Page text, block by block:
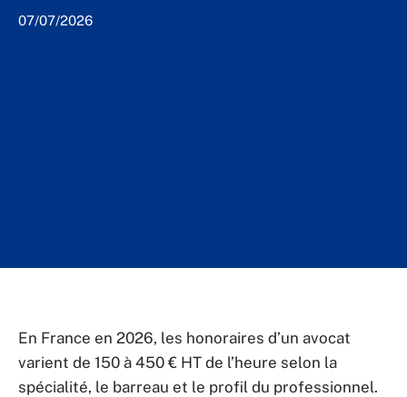
07/07/2026
En France en 2026, les honoraires d’un avocat
varient de 150 à 450 € HT de l’heure selon la
spécialité, le barreau et le profil du professionnel.